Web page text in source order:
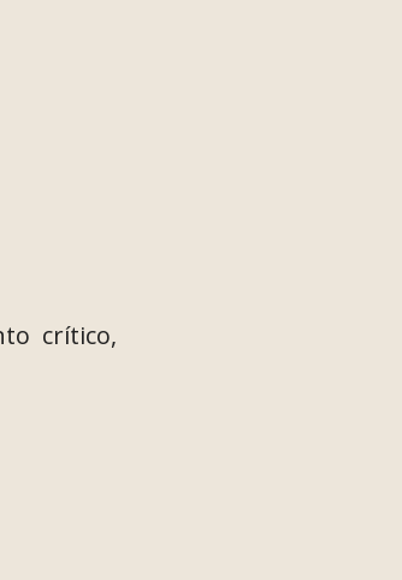
crítico,